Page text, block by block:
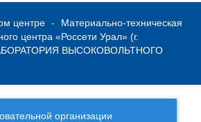
центре
Материально-техническая
центра «Россети Урал» (г.
ВЫСОКОВОЛЬТНОГО
организации